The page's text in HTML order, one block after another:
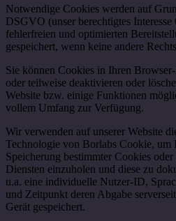
Notwendige Cookies werden auf
DSGVO (unser berechtigtes
fehlerfreien und optimierten
gespeichert, wenn keine andere
Sie können Cookies in Ihren
oder teilweise deaktivieren oder
Website bzw. einige Funktionen
vollem Umfang zur Verfügung.
Wir verwenden auf unserer Website
Technologie von Borlabs Cookie,
Speicherung bestimmter Cookies
Diensten einzuholen und diese zu
u.a. eine individuelle Nutzer-ID,
und Zeitpunkt deren Abgabe
Gerät gespeichert.